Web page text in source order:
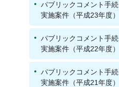
パブリックコメント手続
実施案件（平成23年度）
パブリックコメント手続
実施案件（平成22年度）
パブリックコメント手続
実施案件（平成21年度）